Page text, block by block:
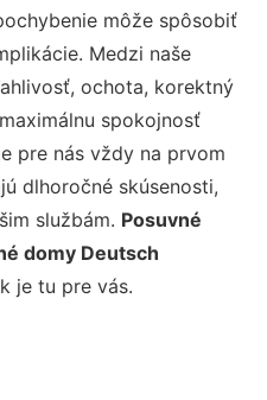
môže spôsobiť
Medzi naše
ochota, korektný
spokojnosť
pre nás vždy na prvom
dlhoročné skúsenosti,
službám. Posuvné
domy Deutsch
je tu pre vás.